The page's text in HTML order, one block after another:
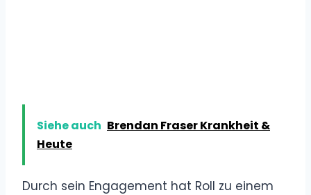
Siehe auch Brendan Fraser Krankheit &
Heute
Durch sein Engagement hat Roll zu einem